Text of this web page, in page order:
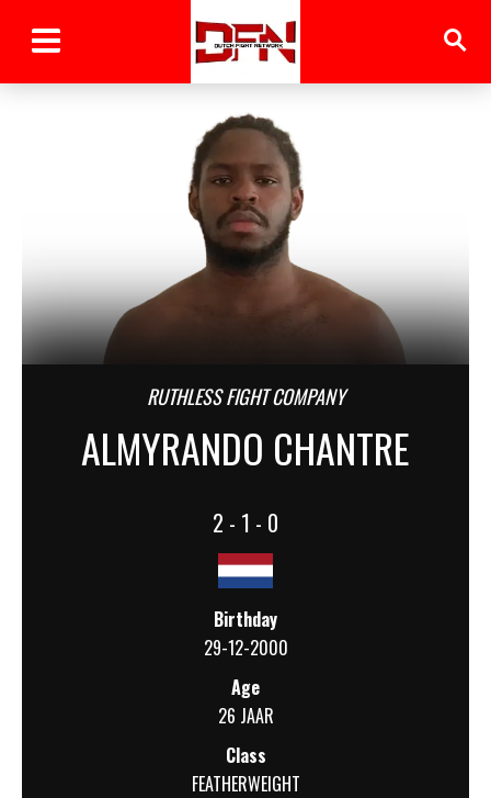
RUTHLESS FIGHT COMPANY
ALMYRANDO CHANTRE
2 - 1 - 0
Birthday
29-12-2000
Age
26 JAAR
Class
FEATHERWEIGHT